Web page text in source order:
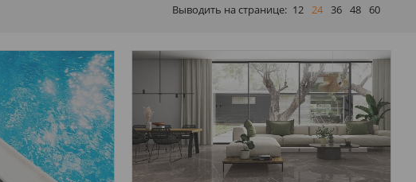
Выводить на странице: 12 24 36 48 60